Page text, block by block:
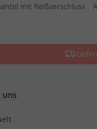
mit Reißverschluss
uns